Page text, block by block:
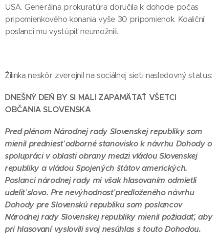
USA. Generálna prokuratúra doručila k dohode počas
pripomienkového konania vyše 30 pripomienok. Koaliční
poslanci mu vystúpiť neumožnili.
Žilinka neskôr zverejnil na sociálnej sieti nasledovný status:
DNEŠNÝ DEŇ BY SI MALI ZAPAMӒTAŤ VŠETCI
OBČANIA SLOVENSKA
Pred plénom Národnej rady Slovenskej republiky som
mienil predniesť odborné stanovisko k návrhu Dohody o
spolupráci v oblasti obrany medzi vládou Slovenskej
republiky a vládou Spojených štátov amerických.
Poslanci národnej rady mi však hlasovaním odmietli
udeliť slovo. Pre nevýhodnosť predloženého návrhu
Dohody pre Slovenskú republiku som poslancov
Národnej rady Slovenskej republiky mienil požiadať, aby
pri hlasovaní vyslovili svoj nesúhlas s touto Dohodou.